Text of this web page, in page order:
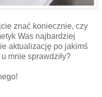
znać koniecznie, czy
Was najbardziej
aktualizację po jakimś
mnie sprawdziły?